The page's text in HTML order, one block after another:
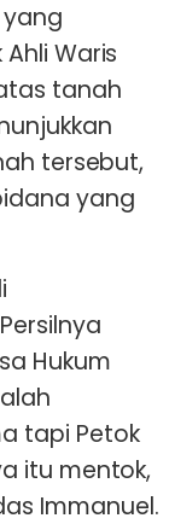
Waris
tanah
tersebut,
yang
Hukum
tapi Petok
itu mentok,
Immanuel.